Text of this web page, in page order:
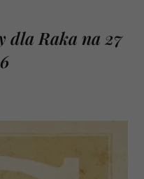
dla Raka na 27